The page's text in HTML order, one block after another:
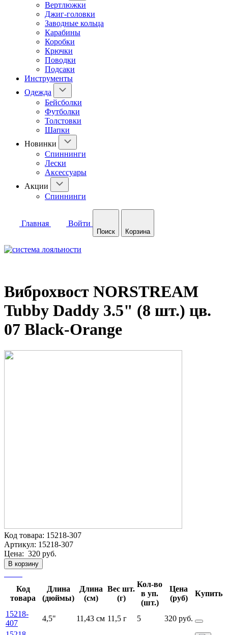
Вертлюжки
Джиг-головки
Заводные кольца
Карабины
Коробки
Крючки
Поводки
Подсаки
Инструменты
Одежда
Бейсболки
Футболки
Толстовки
Шапки
Новинки
Спиннинги
Лески
Аксессуары
Акции
Спиннинги
Главная Войти
Поиск Корзина
Виброхвост NORSTREAM
Tubby Daddy 3.5" (8 шт.) цв.
07 Black-Orange
Код товара: 15218-307
Артикул: 15218-307
Цена: 320 руб.
В корзину
Код
товара
Длина
(дюймы)
Длина
(см)
Вес шт.
(г)
Кол-во
в уп.
(шт.)
Цена
(руб)
Купить
15218-
407
4,5" 11,43 см 11,5 г 5
320 руб.